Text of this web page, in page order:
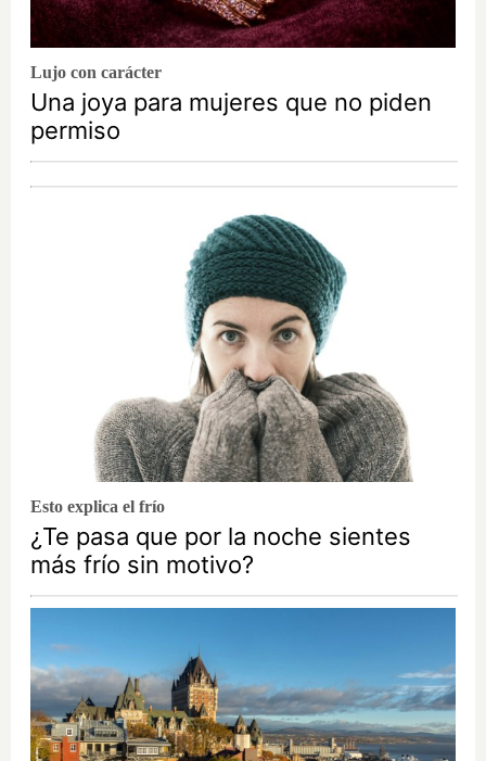
Lujo con carácter
Una joya para mujeres que no piden
permiso
Esto explica el frío
¿Te pasa que por la noche sientes
más frío sin motivo?